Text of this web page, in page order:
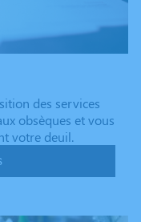
des services
obsèques et vous
votre deuil.